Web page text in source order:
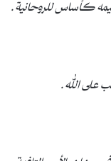
على الله.